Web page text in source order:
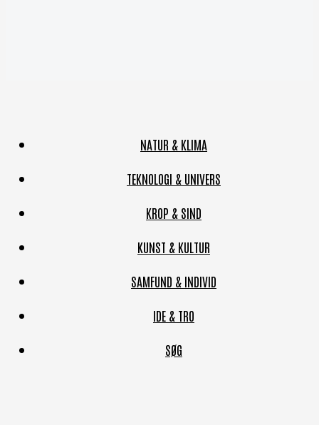
NATUR & KLIMA
TEKNOLOGI & UNIVERS
KROP & SIND
KUNST & KULTUR
SAMFUND & INDIVID
IDE & TRO
SØG